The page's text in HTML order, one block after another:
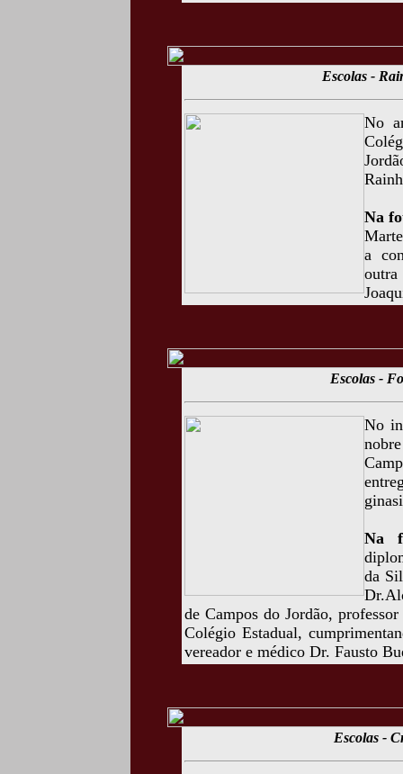
Escolas -
No
Na
a
Escolas -
No
Na
da
de Campos do Jordão,
Colégio Estadual,
vereador e médico Dr. Fausto
Escolas -